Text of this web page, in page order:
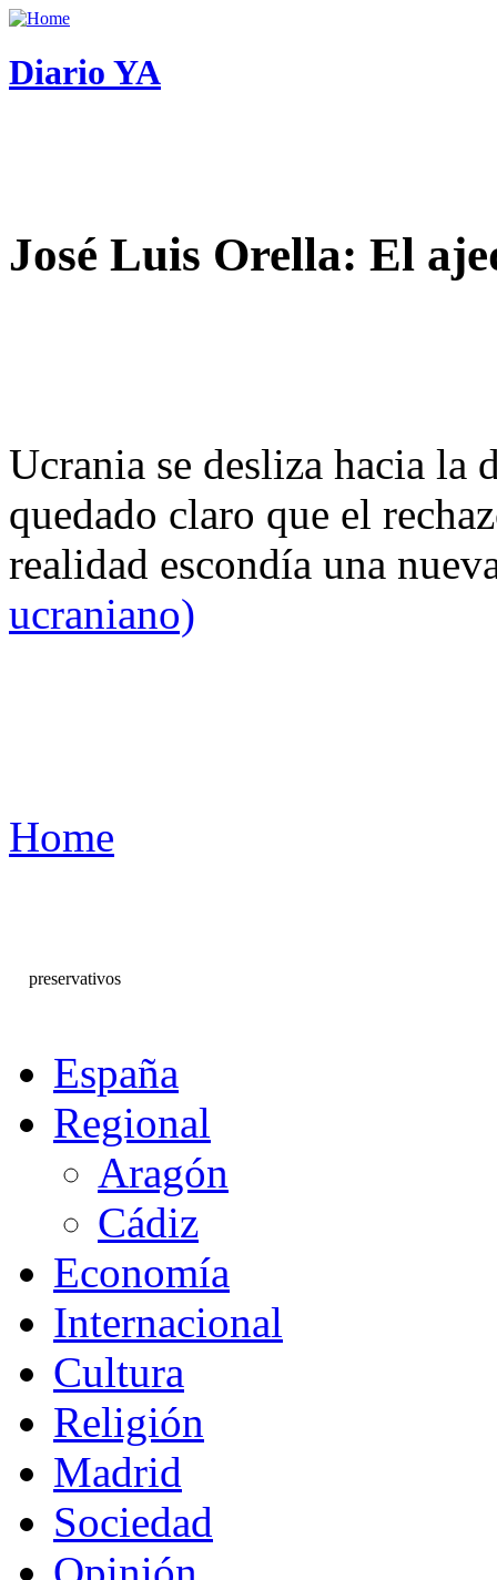
Diario YA
José Luis Orella: El
Ucrania se desliza hacia
quedado claro que el
realidad escondía una
ucraniano)
Home
preservativos
España
Regional
Aragón
Cádiz
Economía
Internacional
Cultura
Religión
Madrid
Sociedad